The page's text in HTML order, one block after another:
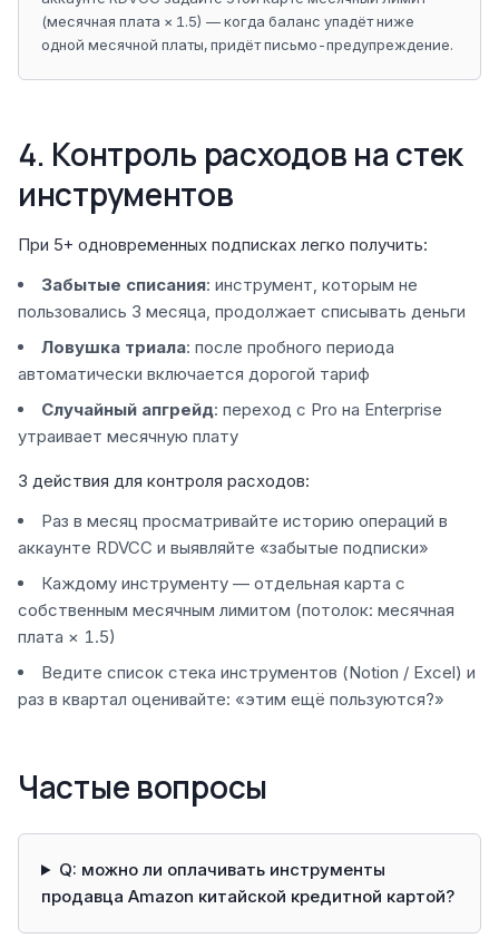
(месячная плата × 1.5) — когда баланс упадёт ниже
одной месячной платы, придёт письмо-предупреждение.
4. Контроль расходов на стек
инструментов
При 5+ одновременных подписках легко получить:
Забытые списания: инструмент, которым не
пользовались 3 месяца, продолжает списывать деньги
Ловушка триала: после пробного периода
автоматически включается дорогой тариф
Случайный апгрейд: переход с Pro на Enterprise
утраивает месячную плату
3 действия для контроля расходов:
Раз в месяц просматривайте историю операций в
аккаунте RDVCC и выявляйте «забытые подписки»
Каждому инструменту — отдельная карта с
собственным месячным лимитом (потолок: месячная
плата × 1.5)
Ведите список стека инструментов (Notion / Excel) и
раз в квартал оценивайте: «этим ещё пользуются?»
Частые вопросы
Q: можно ли оплачивать инструменты
продавца Amazon китайской кредитной картой?